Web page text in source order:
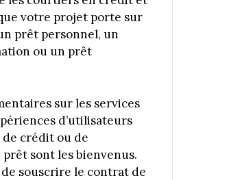
votre projet porte sur
prêt personnel, un
ou un prêt
sur les services
d’utilisateurs
crédit ou de
sont les bienvenus.
souscrire le contrat de